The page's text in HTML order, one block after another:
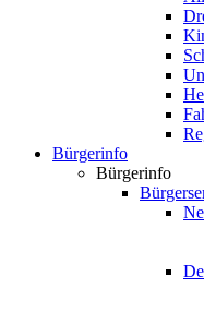
Bürgerinfo
Bürgerinfo